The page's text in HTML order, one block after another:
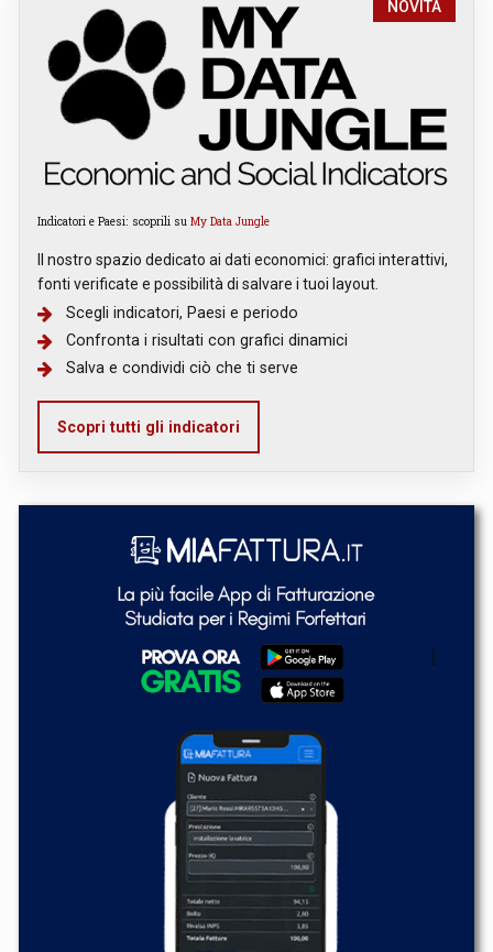
NOVITÀ
Indicatori e Paesi: scoprili su My Data Jungle
Il nostro spazio dedicato ai dati economici: grafici interattivi,
fonti verificate e possibilità di salvare i tuoi layout.
Scegli indicatori, Paesi e periodo
Confronta i risultati con grafici dinamici
Salva e condividi ciò che ti serve
Scopri tutti gli indicatori